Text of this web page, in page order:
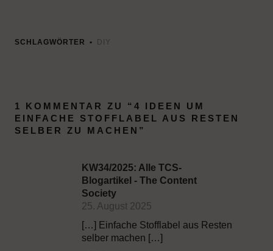
SCHLAGWÖRTER DIY
1 KOMMENTAR ZU “ 4 IDEEN UM
EINFACHE STOFFLABEL AUS RESTEN
SELBER ZU MACHEN ”
KW34/2025: Alle TCS-
Blogartikel - The Content
Society
25. August 2025
[…] Einfache Stofflabel aus Resten
selber machen […]